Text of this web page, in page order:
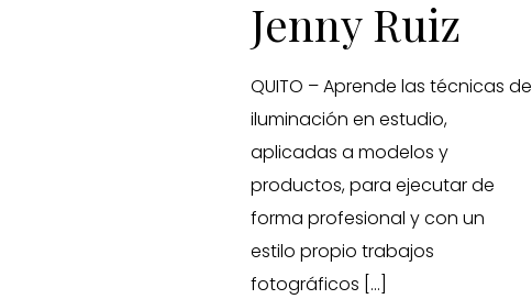
Jenny Ruiz
QUITO – Aprende las técnicas de
iluminación en estudio,
aplicadas a modelos y
productos, para ejecutar de
forma profesional y con un
estilo propio trabajos
fotográficos […]